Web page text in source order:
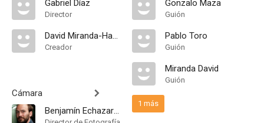
Gabriel Díaz
Director
David Miranda-Hardy
Creador
Cámara
Benjamín Echazarreta
Gonzalo Maza
Guión
Pablo Toro
Guión
Miranda David
Guión
1 más